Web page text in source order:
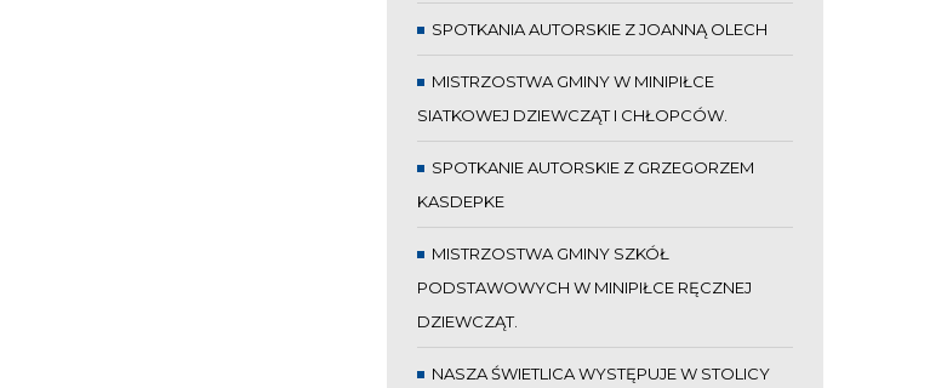
SPOTKANIA AUTORSKIE Z JOANNĄ OLECH
MISTRZOSTWA GMINY W MINIPIŁCE
SIATKOWEJ DZIEWCZĄT I CHŁOPCÓW.
SPOTKANIE AUTORSKIE Z GRZEGORZEM
KASDEPKE
MISTRZOSTWA GMINY SZKÓŁ
PODSTAWOWYCH W MINIPIŁCE RĘCZNEJ
DZIEWCZĄT.
NASZA ŚWIETLICA WYSTĘPUJE W STOLICY